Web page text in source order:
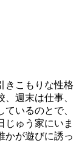
きこもりな性格
週末は仕事、
ているのとで、
じゅう家にいま
かが遊びに誘っ